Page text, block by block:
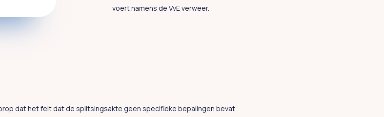
voert namens de VvE verweer.
dat het feit dat de splitsingsakte geen specifieke bepalingen bevat